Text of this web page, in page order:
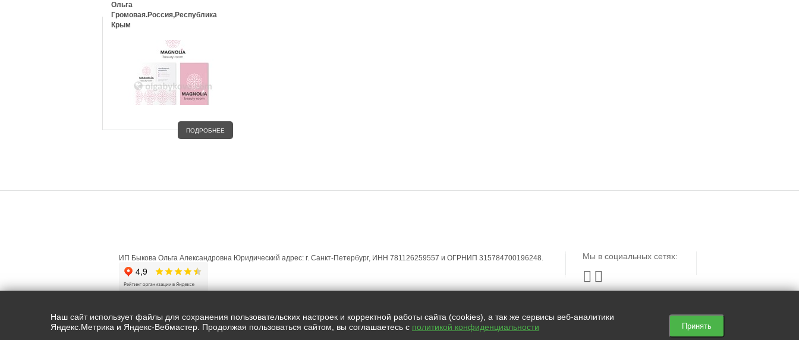
Ольга
Громовая.Россия,Республика
Крым
ПОДРОБНЕЕ
ИП Быкова Ольга Александровна Юридический адрес: г. Санкт-Петербург, ИНН 781126259557 и ОГРНИП 315784700196248. Мы в социальных сетях:
 
Наш сайт использует файлы для сохранения пользовательских настроек и корректной работы сайта (cookies), а так же сервисы веб-аналитики
Яндекс.Метрика и Яндекс-Вебмастер. Продолжая пользоваться сайтом, вы соглашаетесь с политикой конфиденциальности Принять